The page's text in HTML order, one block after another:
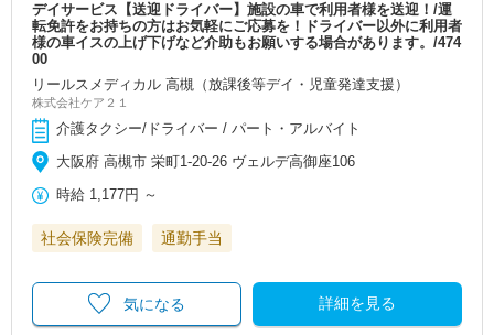
デイサービス【送迎ドライバー】施設の車で利用者様を送迎！/運
転免許をお持ちの方はお気軽にご応募を！ドライバー以外に利用者
様の車イスの上げ下げなど介助もお願いする場合があります。/474
00
リールスメディカル 高槻（放課後等デイ・児童発達支援）
株式会社ケア２１
介護タクシー/ドライバー / パート・アルバイト
大阪府 高槻市 栄町1-20-26 ヴェルデ高御座106
時給 1,177円 ～
社会保険完備 通勤手当
詳細を見る
気になる